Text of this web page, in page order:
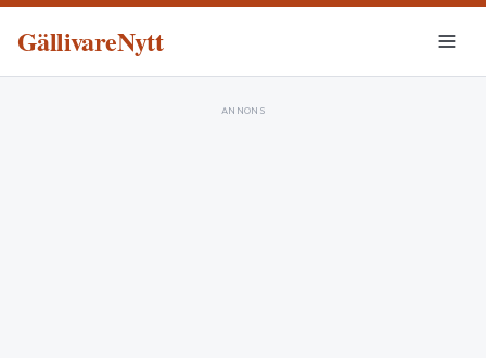
GällivareNytt
ANNONS